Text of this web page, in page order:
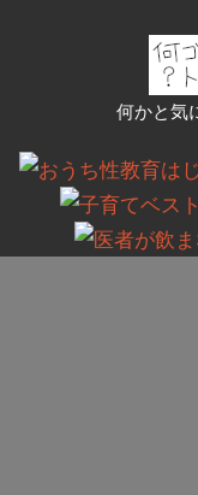
ツ
キ
何かと気